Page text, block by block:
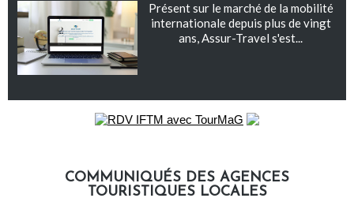
Présent sur le marché de la mobilité
internationale depuis plus de vingt
ans, Assur-Travel s'est...
COMMUNIQUÉS DES AGENCES
TOURISTIQUES LOCALES